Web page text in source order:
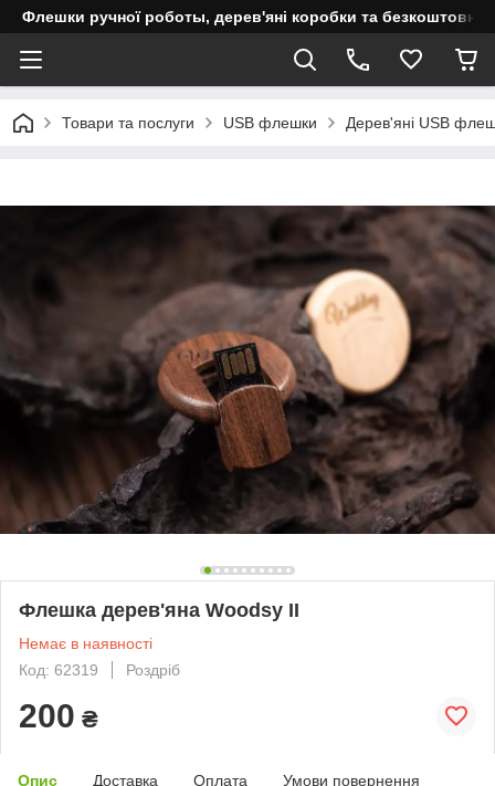
Флешки ручної роботы, дерев'яні коробки та безкоштовне
Товари та послуги USB флешки Дерев'яні USB
Флешка дерев'яна Woodsy II
Немає в наявності
Код: 62319
Роздріб
200 ₴
Опис Доставка Оплата Умови повернення